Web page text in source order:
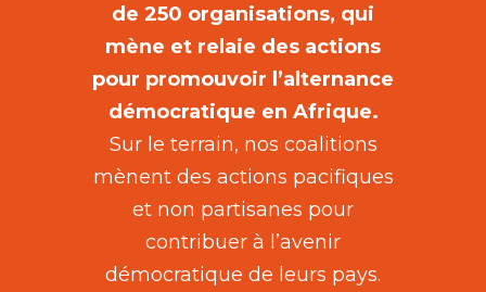
de 250 organisations, qui
mène et relaie des actions
pour promouvoir l’alternance
démocratique en Afrique.
Sur le terrain, nos coalitions
mènent des actions pacifiques
et non partisanes pour
contribuer à l’avenir
démocratique de leurs pays.